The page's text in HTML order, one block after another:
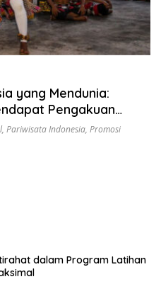
yang Mendunia:
Pengakuan
, Pariwisata Indonesia, Promosi
dalam Program Latihan